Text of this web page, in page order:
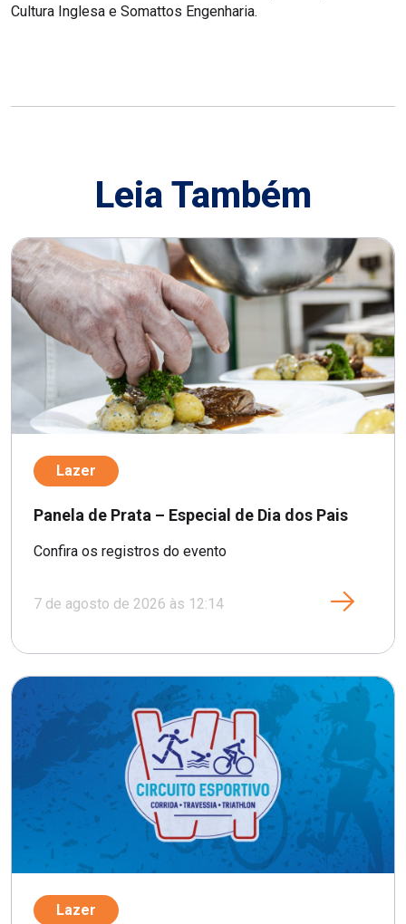
Cultura Inglesa e Somattos Engenharia.
Leia Também
Lazer
Panela de Prata – Especial de Dia dos Pais
Confira os registros do evento
7 de agosto de 2026 às 12:14
Lazer